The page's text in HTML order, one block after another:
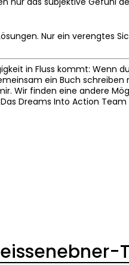
Nur ein verengtes
in Fluss kommt: Wenn
ein Buch schreiben
Wir finden eine andere
Dreams Into Action